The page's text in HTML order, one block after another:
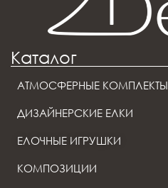
Каталог
АТМОСФЕРНЫЕ КОМПЛЕКТЫ
ДИЗАЙНЕРСКИЕ ЕЛКИ
ЕЛОЧНЫЕ ИГРУШКИ
КОМПОЗИЦИИ